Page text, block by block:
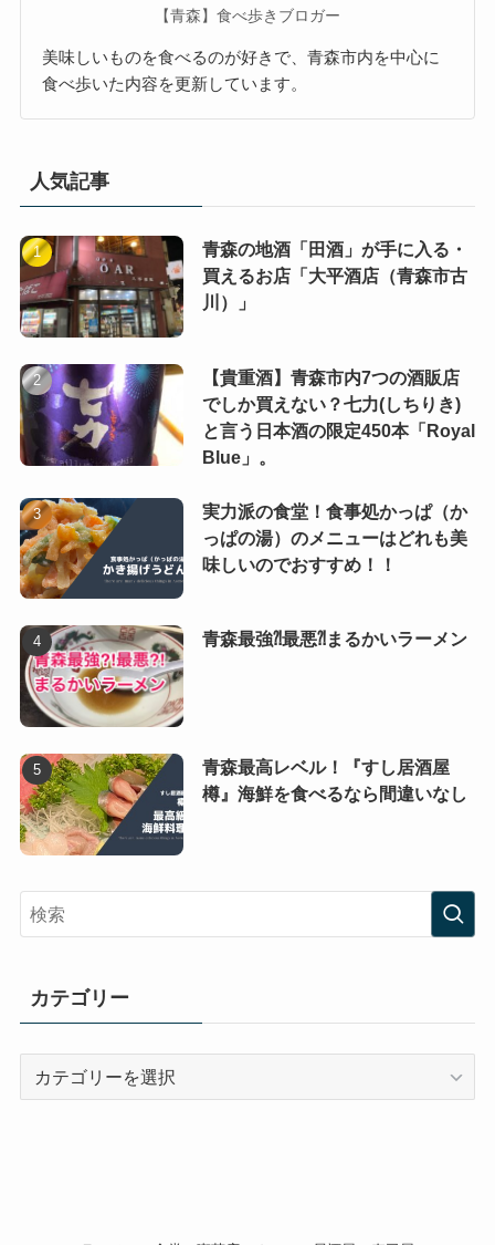
【青森】食べ歩きブロガー
美味しいものを食べるのが好きで、青森市内を中心に
食べ歩いた内容を更新しています。
人気記事
青森の地酒「田酒」が手に入る・
買えるお店「大平酒店（青森市古
川）」
【貴重酒】青森市内7つの酒販店
でしか買えない？七力(しちりき)
と言う日本酒の限定450本「Royal
Blue」。
実力派の食堂！食事処かっぱ（か
っぱの湯）のメニューはどれも美
味しいのでおすすめ！！
青森最強⁈最悪⁈まるかいラーメン
青森最高レベル！『すし居酒屋
樽』海鮮を食べるなら間違いなし
カテゴリー